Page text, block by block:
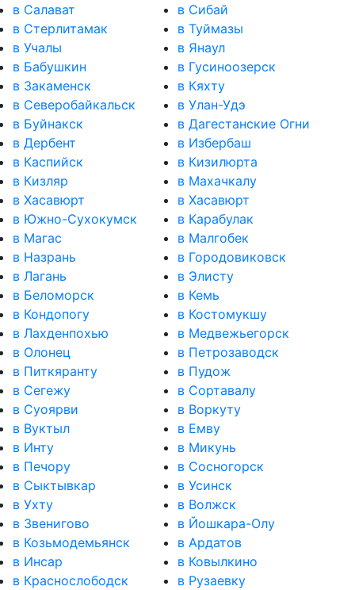
в Салават
в Сибай
в Стерлитамак
в Туймазы
в Учалы
в Янаул
в Бабушкин
в Гусиноозерск
в Закаменск
в Кяхту
в Северобайкальск
в Улан-Удэ
в Буйнакск
в Дагестанские Огни
в Дербент
в Избербаш
в Каспийск
в Кизилюрта
в Кизляр
в Махачкалу
в Хасавюрт
в Хасавюрт
в Южно-Сухокумск
в Карабулак
в Магас
в Малгобек
в Назрань
в Городовиковск
в Лагань
в Элисту
в Беломорск
в Кемь
в Кондопогу
в Костомукшу
в Лахденпохью
в Медвежьегорск
в Олонец
в Петрозаводск
в Питкяранту
в Пудож
в Сегежу
в Сортавалу
в Суоярви
в Воркуту
в Вуктыл
в Емву
в Инту
в Микунь
в Печору
в Сосногорск
в Сыктывкар
в Усинск
в Ухту
в Волжск
в Звенигово
в Йошкара-Олу
в Козьмодемьянск
в Ардатов
в Инсар
в Ковылкино
в Краснослободск
в Рузаевку